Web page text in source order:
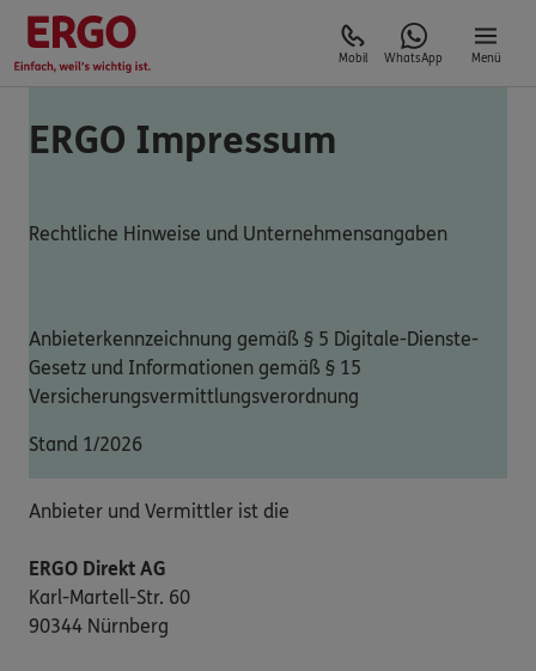
Mobil WhatsApp Menü
ERGO Impressum
Rechtliche Hinweise und Unternehmensangaben
Anbieterkennzeichnung gemäß § 5 Digitale-Dienste-
Gesetz und Informationen gemäß § 15
Versicherungsvermittlungsverordnung
Stand 1/2026
Anbieter und Vermittler ist die
ERGO Direkt AG
Karl-Martell-Str. 60
90344 Nürnberg